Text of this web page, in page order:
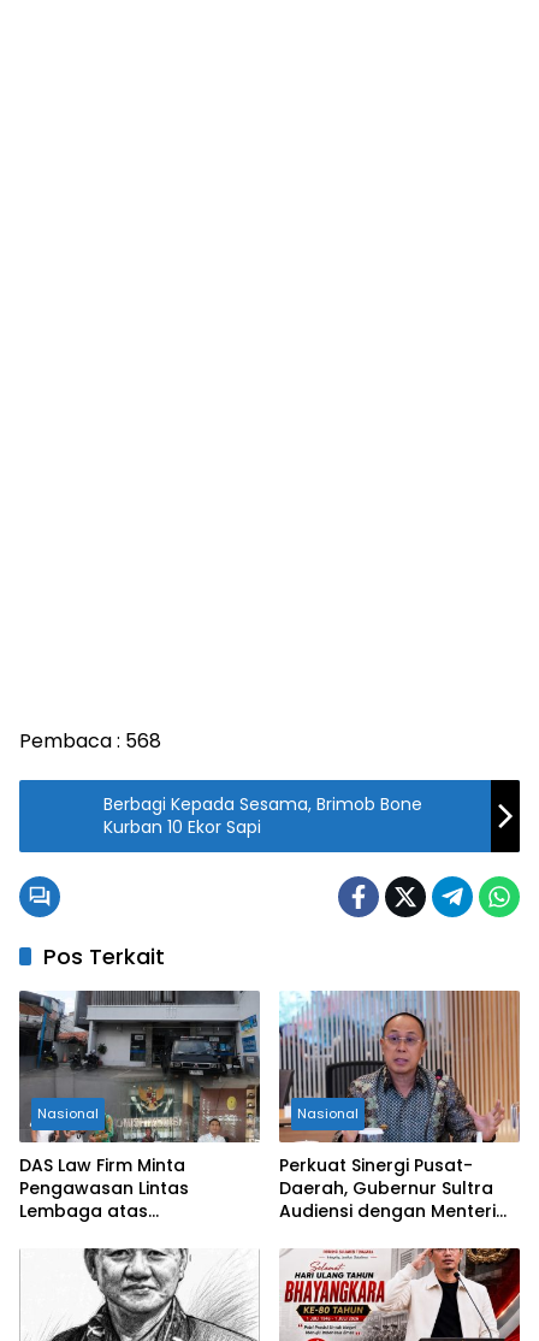
Pembaca : 568
Berbagi Kepada Sesama, Brimob Bone
Kurban 10 Ekor Sapi
Pos Terkait
Nasional
DAS Law Firm Minta
Pengawasan Lintas
Lembaga atas
Objek Sengketa di
Pengadilan Negeri Jakarta
Nasional
Perkuat Sinergi Pusat-
Daerah, Gubernur Sultra
Audiensi dengan Menteri